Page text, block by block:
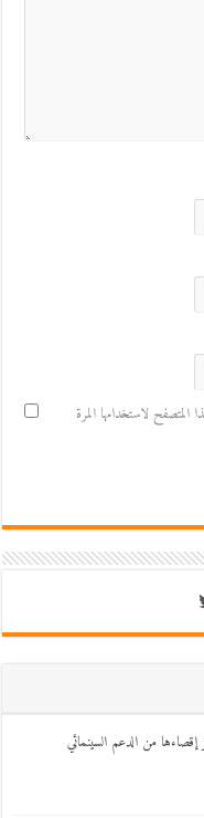
لاستخدامها المرة
إقصاءها من الدعم السينمائي